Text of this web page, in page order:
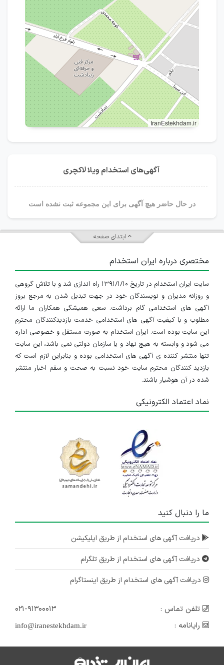
IranEstekhdam.ir
آگهی‌های استخدام ویلا لاکچری
در حال حاضر هیچ آگهی برای این مجموعه ثبت نشده است
ابتدای صفحه
مختصری درباره ایران استخدام
سایت ایران استخدام در تاریخ ۱۳۹۱/۱/۱۰ راه اندازی شد و با تلاش گروهی
و روزانه مدیران و نویسندگان خود در جهت تبدیل شدن به مرجع بروز
آگهی های استخدامی گام برداشت. سعی همیشگی همکاران ما ارائه
مطلوب و با کیفیت آگهی های استخدامی خدمت بازدیدکنندگان محترم
این سایت بوده است. ایران استخدام به صورت مستقل و خصوصی اداره
می شود و وابسته به هیچ نهاد و یا سازمان دولتی نمی باشد، این سایت
تنها منتشر کننده ی آگهی های استخدامی بوده و بنابراین لازم است که
بازدید کنندگان محترم سایت خود نسبت به صحت و سقم اخبار منتشر
شده در آن هوشیار باشند.
نماد اعتماد الکترونیکی
ما را دنبال کنید
دریافت آگهی های استخدام از طریق اپلیکیشن
دریافت آگهی های استخدام از طریق تلگرام
دریافت آگهی های استخدام از طریق اینستاگرام
تلفن تماس :
۰۲۱-۹۱۳۰۰۰۱۳
رایانامه :
info@iranestekhdam.ir